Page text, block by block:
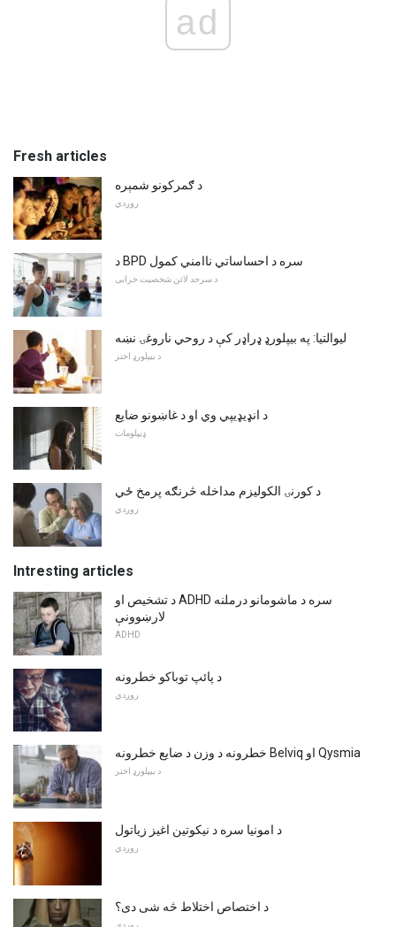
ad
Fresh articles
د ګمرکونو شمېره
روږدي
د BPD سره د احساساتي ناامني کمول
د سرحد لائن شخصیت خرابی
لیوالتیا: په بیپلورډ ډراډر کې د روحي ناروغۍ نښه
د بیپلورډ اختر
د انډیډیپي وي او د غاښونو ضایع
ډیپلومات
د کورنۍ الکوليزم مداخله څرنګه پرمخ ځي
روږدي
Intresting articles
د تشخیص او ADHD سره د ماشومانو درملنه
لارښوونې
ADHD
د پائپ توباکو خطرونه
روږدي
خطرونه د وزن د ضایع خطرونه Belviq او Qysmia
د بیپلورډ اختر
د امونیا سره د نیکوتین اغیز زیاتول
روږدي
د اختصاص اختلاط څه شی دی؟
روږدي